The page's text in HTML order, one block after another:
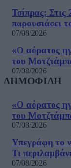
Τσίπρας: Στις
παρουσιάσει
07/08/2026
«Ο αόρατος
του
07/08/2026
ΔΗΜΟΦΙΛΗ
«Ο αόρατος
του
07/08/2026
Υπεγράφη το
Τι
07/08/2026